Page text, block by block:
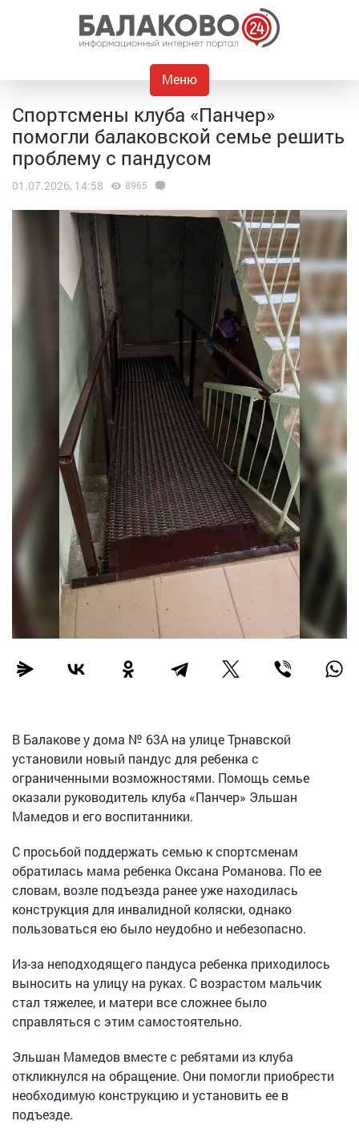
Меню
Спортсмены клуба «Панчер»
помогли балаковской семье решить
проблему с пандусом
01.07.2026, 14:58 8965
В Балакове у дома № 63А на улице Трнавской
установили новый пандус для ребенка с
ограниченными возможностями. Помощь семье
оказали руководитель клуба «Панчер» Эльшан
Мамедов и его воспитанники.
С просьбой поддержать семью к спортсменам
обратилась мама ребенка Оксана Романова. По ее
словам, возле подъезда ранее уже находилась
конструкция для инвалидной коляски, однако
пользоваться ею было неудобно и небезопасно.
Из-за неподходящего пандуса ребенка приходилось
выносить на улицу на руках. С возрастом мальчик
стал тяжелее, и матери все сложнее было
справляться с этим самостоятельно.
Эльшан Мамедов вместе с ребятами из клуба
откликнулся на обращение. Они помогли приобрести
необходимую конструкцию и установить ее в
подъезде.